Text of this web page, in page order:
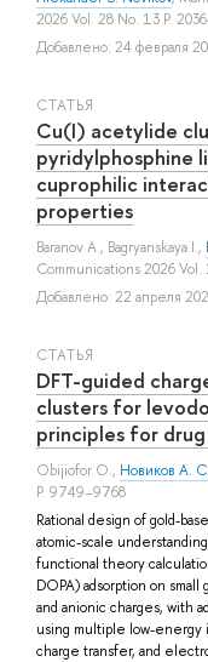
2026 Vol. 28 No. 13 P.
Добавлено: 24 февраля
СТАТЬЯ
Cu(I) acetylide
pyridylphosphine
cuprophilic
properties
Baranov A., Bagryanskaya I.,
Communications 2026
Добавлено: 22 апреля
СТАТЬЯ
DFT-guided
clusters for
principles for
Obijiofor O., Новиков А. С.
P. 9749–9768
Rational design of gold-
atomic-scale
functional theory
DOPA) adsorption on
and anionic charges, with
using multiple low-
charge transfer, and